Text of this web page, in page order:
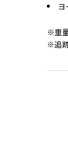
ヨ
※重
※追